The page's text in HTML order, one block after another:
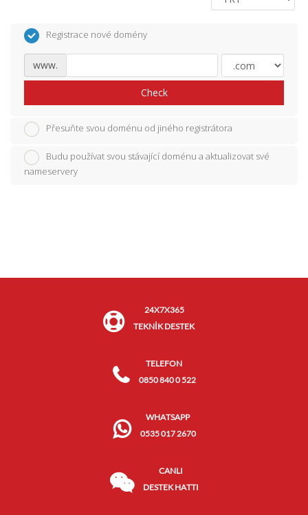
Registrace nové domény
www.
Check
Přesuňte svou doménu od jiného registrátora
Budu používat svou stávající doménu a aktualizovat své
nameservery
24X7X365
TEKNİK DESTEK
TELEFON
0850 840 0 522
WHATSAPP
0535 017 2670
CANLI
DESTEK HATTI